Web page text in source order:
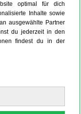
optimal für dich
Inhalte sowie
ausgewählte Partner
du jederzeit in den
findest du in der
Ob Mickey
und
Star Warsfür
für
MYPOSTER –